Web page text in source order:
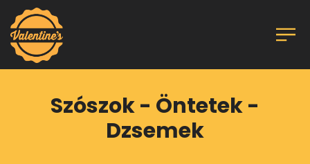
Szószok - Öntetek -
Dzsemek